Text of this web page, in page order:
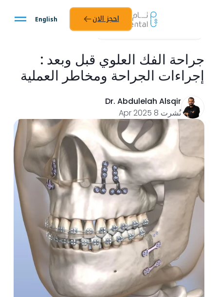
احجز الان English
مدة القراءة: 10 دقيقة
جراحة الفك العلوي قبل وبعد :
إجراءات الجراحة ومخاطر العملية
Dr. Abdulelah Alsqir
نُشرت 8 Apr 2025